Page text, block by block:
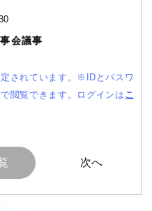
会議事
されています。
※IDとパスワ
閲覧できます。
ログインは こ